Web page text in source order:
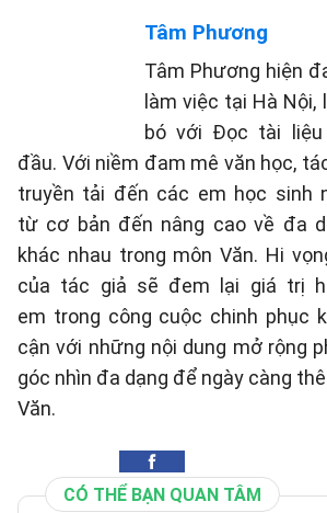
Tâm Phương
Tâm Phương hiện
làm việc tại Hà
bó với Đọc tài
đầu. Với niềm đam mê văn học,
truyền tải đến các em học sinh
từ cơ bản đến nâng cao về đa
khác nhau trong môn Văn. Hi
của tác giả sẽ đem lại giá trị
em trong công cuộc chinh phục
cận với những nội dung mở rộng
góc nhìn đa dạng để ngày càng
Văn.
CÓ THỂ BẠN QUAN TÂM